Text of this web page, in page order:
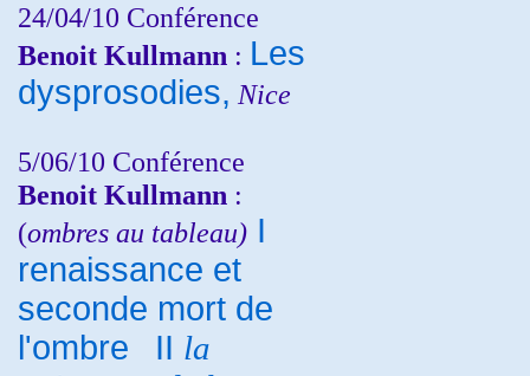
24/04/10 Conférence
Benoit Kullmann : Les
dysprosodies, Nice
5/06/10 Conférence
Benoit Kullmann :
(ombres au tableau) I
renaissance et
seconde mort de
l'ombre
II la